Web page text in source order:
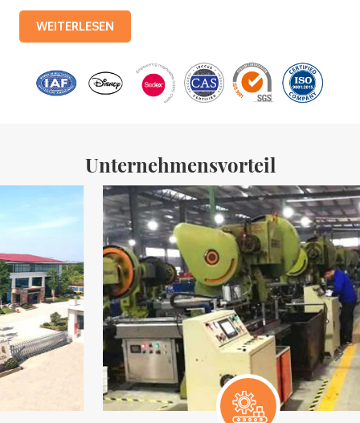
Produktionslinien mit einer monatlichen Produktion von 3,5
Millionen Eisenkisten. Zu den Produkten des Unternehmens
Werbegeschenkdosen und Weißblechschalen usw.
Standardisierte Produktionslinien und 15 vollautomatische
WEITERLESEN
Unternehmensvorteil